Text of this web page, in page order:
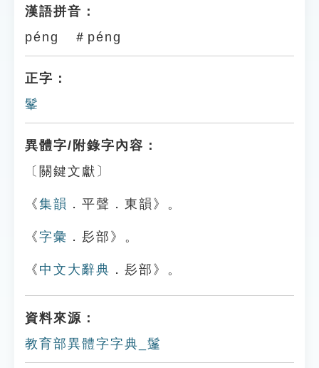
漢語拼音：
péng ＃péng
正字：
髼
異體字/附錄字內容：
〔關鍵文獻〕
《集韻 ．平聲．東韻》。
《字彙 ．髟部》。
《 中文大辭典 ．髟部》。
資料來源：
教育部異體字字典_鬔